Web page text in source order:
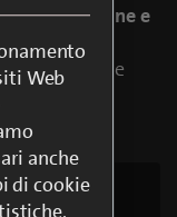
dell'ordine e
sarete
Air free.
Web
anche
di cookie